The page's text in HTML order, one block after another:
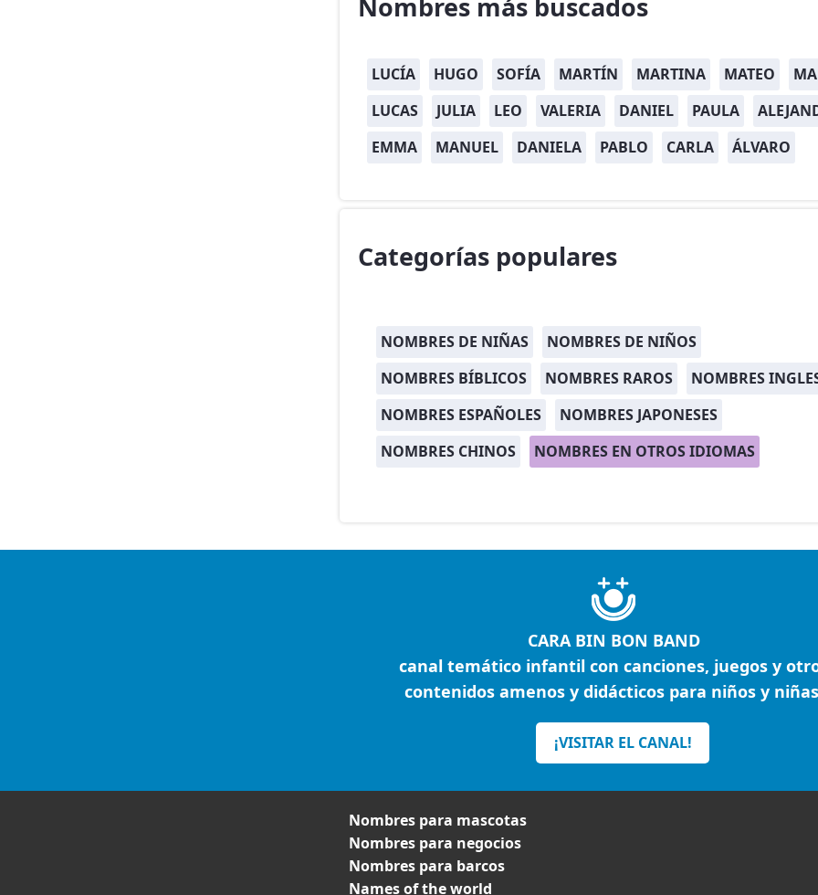
Nombres más buscados
LUCÍA HUGO SOFÍA MARTÍN MARTINA MATEO
LUCAS
JULIA LEO VALERIA DANIEL PAULA
EMMA
MANUEL DANIELA PABLO CARLA ÁLVARO
Categorías populares
NOMBRES DE NIÑAS
NOMBRES DE NIÑOS
NOMBRES BÍBLICOS
NOMBRES RAROS
NOMBRES
NOMBRES ESPAÑOLES
NOMBRES JAPONESES
NOMBRES CHINOS
NOMBRES EN OTROS IDIOMAS
CARA BIN BON BAND
canal temático infantil con canciones, juegos y
contenidos amenos y didácticos para niños y
¡VISITAR EL CANAL!
Nombres para mascotas
Nombres para negocios
Nombres para barcos
Names of the world